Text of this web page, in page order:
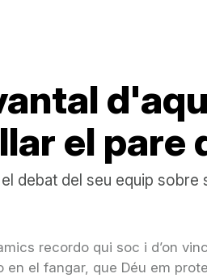
el pare
debat del seu equip
recordo qui soc i d’on
el fangar, que Déu em